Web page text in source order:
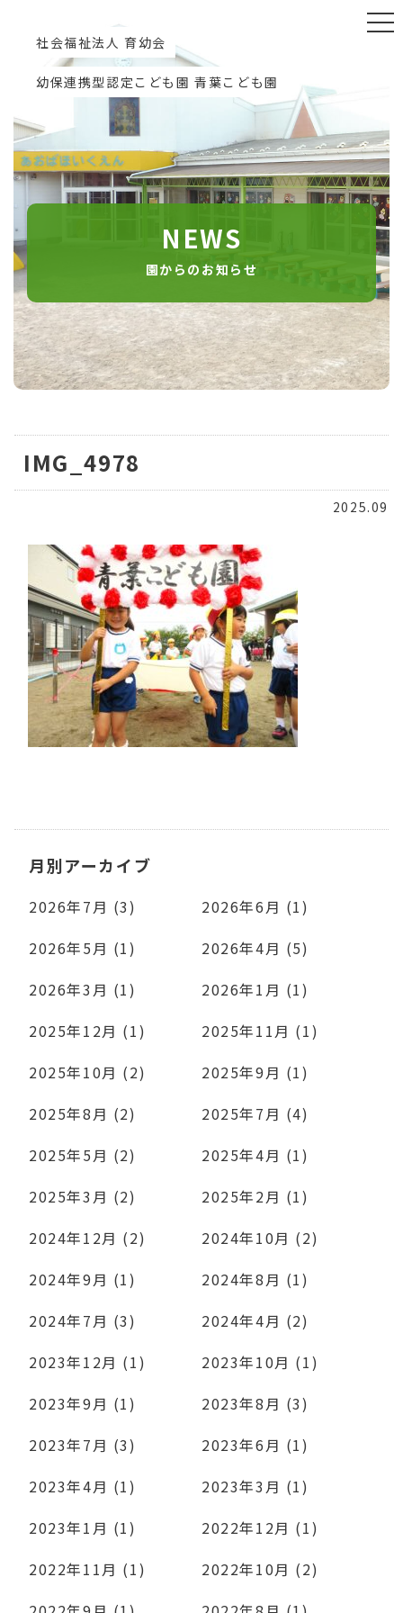
社会福祉法人 育幼会
幼保連携型認定こども園 青葉こども園
NEWS
園からのお知らせ
IMG_4978
2025.09
月別アーカイブ
2026年7月 (3)
2026年6月 (1)
2026年5月 (1)
2026年4月 (5)
2026年3月 (1)
2026年1月 (1)
2025年12月 (1)
2025年11月 (1)
2025年10月 (2)
2025年9月 (1)
2025年8月 (2)
2025年7月 (4)
2025年5月 (2)
2025年4月 (1)
2025年3月 (2)
2025年2月 (1)
2024年12月 (2)
2024年10月 (2)
2024年9月 (1)
2024年8月 (1)
2024年7月 (3)
2024年4月 (2)
2023年12月 (1)
2023年10月 (1)
2023年9月 (1)
2023年8月 (3)
2023年7月 (3)
2023年6月 (1)
2023年4月 (1)
2023年3月 (1)
2023年1月 (1)
2022年12月 (1)
2022年11月 (1)
2022年10月 (2)